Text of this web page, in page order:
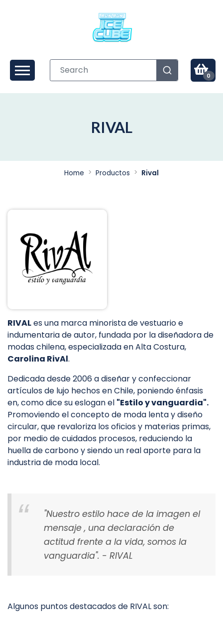
0
RIVAL
Home Productos Rival
RIVALes una marca minorista de vestuario e
indumentaria de autor, fundada por la diseñadora de
modas chilena, especializada en Alta Costura,
Carolina RivAl.
Dedicada desde 2006 a diseñar y confeccionar
artículos de lujo hechos en Chile, poniendo énfasis
en, como dice su eslogan el "Estilo y vanguardia".
Promoviendo el concepto de moda lenta y diseño
circular, que revaloriza los oficios y materias primas,
por medio de cuidados procesos, reduciendo la
huella de carbono y siendo un real aporte para la
industria de moda local.
"Nuestro estilo hace de la imagen el
mensaje , una declaración de
actitud frente a la vida, somos la
vanguardia". - RIVAL
Algunos puntos destacados de RIVAL son: